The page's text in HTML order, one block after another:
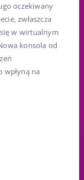
oczekiwany
zwłaszcza
w wirtualnym
konsola od
wpłyną na